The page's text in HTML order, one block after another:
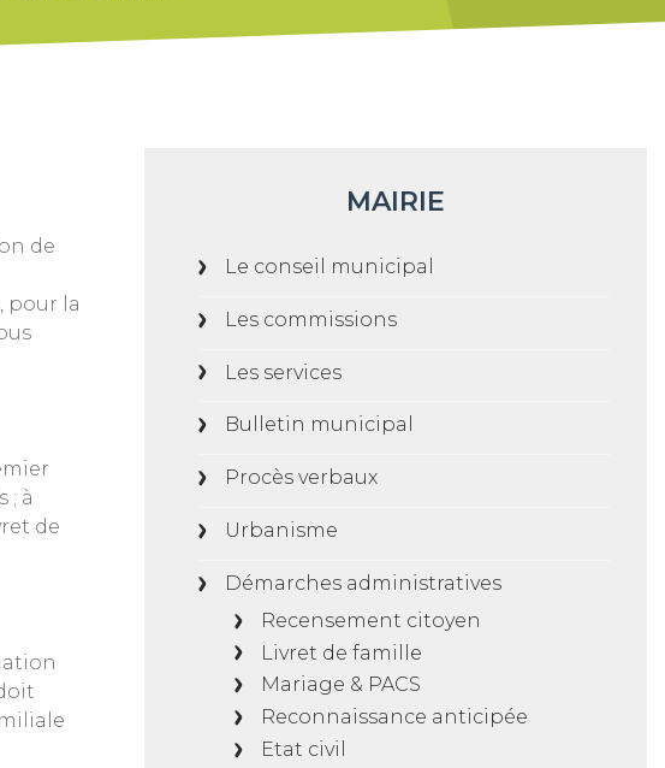
de
pour la
; à
de
MAIRIE
Le conseil municipal
Les commissions
Les services
Bulletin municipal
Procès verbaux
Urbanisme
Démarches administratives
Recensement citoyen
Livret de famille
Mariage & PACS
Reconnaissance anticipée
Etat civil